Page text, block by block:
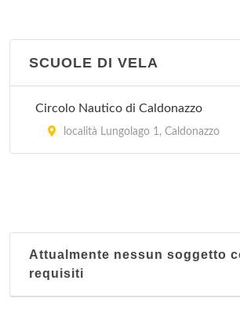
Centro Ippico Paradiso
località Carpeneda , Folgaria
Centro Ippico Val Rendena
Club Ippico San Giorgio
SCUOLE DI VELA
Circolo Nautico di Caldonazzo
località Lungolago 1, Caldonazzo
Attualmente nessun soggetto
requisiti